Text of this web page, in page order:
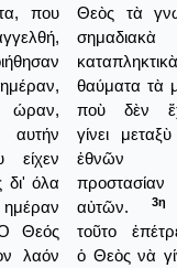
που
ώραν,
είχεν
δι' όλα
Θεός
λαόν
Θεὸς τὰ
καταπληκτικὰ
θαύματα τὰ
ποὺ δὲν
γίνει
ἐθνῶν
προστασίαν
αὐτῶν.
3η
τοῦτο
ὁ Θεὸς νὰ